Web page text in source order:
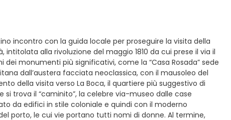
incontro con la guida locale per proseguire la visita della
alla rivoluzione del maggio 1810 da cui prese il via il
monumenti più significativi, come la “Casa Rosada” sede
dall’austera facciata neoclassica, con il mausoleo del
della visita verso La Boca, il quartiere più suggestivo di
trova il “caminito”, la celebre via-museo dalle case
da edifici in stile coloniale e quindi con il moderno
porto, le cui vie portano tutti nomi di donne. Al termine,